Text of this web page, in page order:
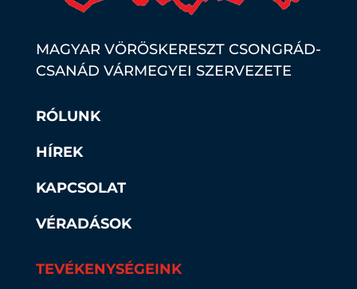
MAGYAR VÖRÖSKERESZT CSONGRÁD-
CSANÁD VÁRMEGYEI SZERVEZETE
RÓLUNK
HÍREK
KAPCSOLAT
VÉRADÁSOK
TEVÉKENYSÉGEINK